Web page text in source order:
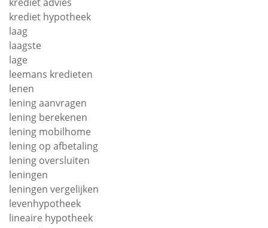
krediet hypotheek
laag
laagste
lage
leemans kredieten
lenen
lening aanvragen
lening berekenen
lening mobilhome
lening op afbetaling
lening oversluiten
leningen
leningen vergelijken
levenhypotheek
lineaire hypotheek